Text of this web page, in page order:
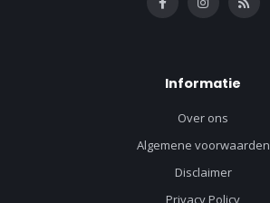
Informatie
Over ons
Algemene voorwaarden
Disclaimer
Privacy Policy